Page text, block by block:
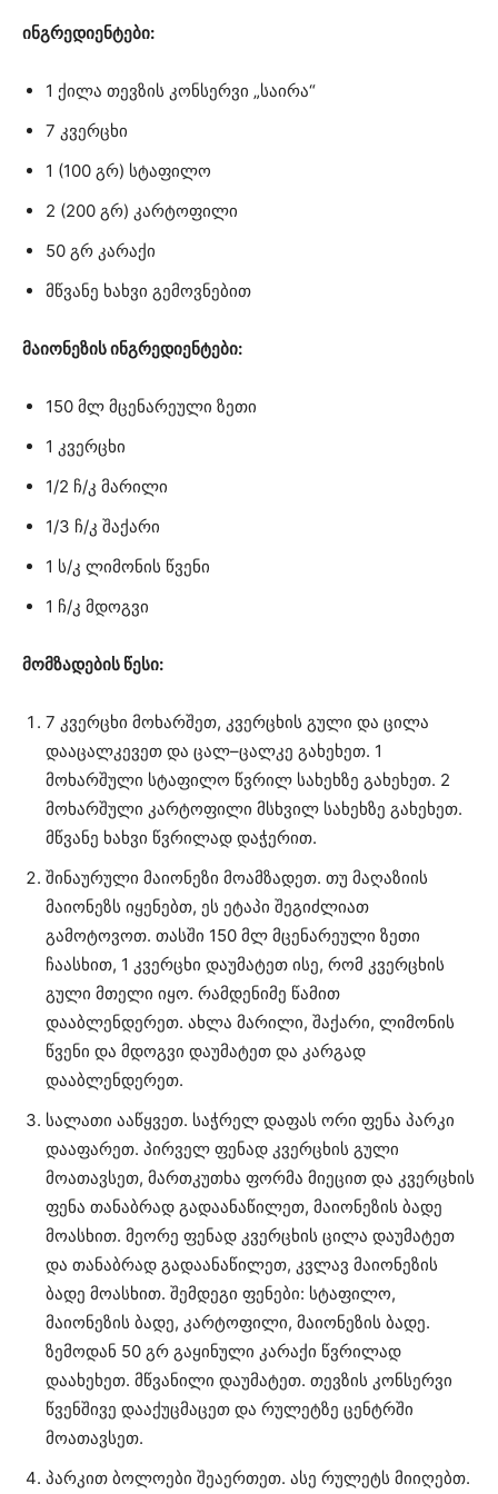
ინგრედიენტები:
1 ქილა თევზის კონსერვი „საირა“
7 კვერცხი
1 (100 გრ) სტაფილო
2 (200 გრ) კარტოფილი
50 გრ კარაქი
მწვანე ხახვი გემოვნებით
მაიონეზის ინგრედიენტები:
150 მლ მცენარეული ზეთი
1 კვერცხი
1/2 ჩ/კ მარილი
1/3 ჩ/კ შაქარი
1 ს/კ ლიმონის წვენი
1 ჩ/კ მდოგვი
მომზადების წესი:
7 კვერცხი მოხარშეთ, კვერცხის გული და ცილა
დააცალკევეთ და ცალ–ცალკე გახეხეთ. 1
მოხარშული სტაფილო წვრილ სახეხზე გახეხეთ. 2
მოხარშული კარტოფილი მსხვილ სახეხზე გახეხეთ.
მწვანე ხახვი წვრილად დაჭერით.
შინაურული მაიონეზი მოამზადეთ. თუ მაღაზიის
მაიონეზს იყენებთ, ეს ეტაპი შეგიძლიათ
გამოტოვოთ. თასში 150 მლ მცენარეული ზეთი
ჩაასხით, 1 კვერცხი დაუმატეთ ისე, რომ კვერცხის
გული მთელი იყო. რამდენიმე წამით
დააბლენდერეთ. ახლა მარილი, შაქარი, ლიმონის
წვენი და მდოგვი დაუმატეთ და კარგად
დააბლენდერეთ.
სალათი ააწყვეთ. საჭრელ დაფას ორი ფენა პარკი
დააფარეთ. პირველ ფენად კვერცხის გული
მოათავსეთ, მართკუთხა ფორმა მიეცით და კვერცხის
ფენა თანაბრად გადაანაწილეთ, მაიონეზის ბადე
მოასხით. მეორე ფენად კვერცხის ცილა დაუმატეთ
და თანაბრად გადაანაწილეთ, კვლავ მაიონეზის
ბადე მოასხით. შემდეგი ფენები: სტაფილო,
მაიონეზის ბადე, კარტოფილი, მაიონეზის ბადე.
ზემოდან 50 გრ გაყინული კარაქი წვრილად
დაახეხეთ. მწვანილი დაუმატეთ. თევზის კონსერვი
წვენშივე დააქუცმაცეთ და რულეტზე ცენტრში
მოათავსეთ.
პარკით ბოლოები შეაერთეთ. ასე რულეტს მიიღებთ.